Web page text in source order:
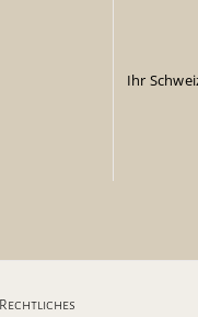
Ihr
Rechtliches